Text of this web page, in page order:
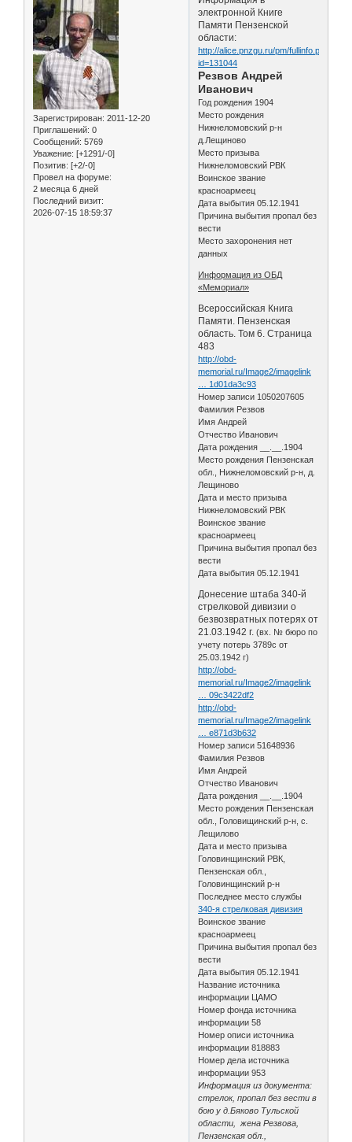
Зарегистрирован: 2011-12-20
Приглашений: 0
Сообщений: 5769
Уважение: [+1291/-0]
Позитив: [+2/-0]
Провел на форуме:
2 месяца 6 дней
Последний визит:
2026-07-15 18:59:37
электронной Книге
Памяти Пензенской
области:
http://alice.pnzgu.ru/pm/fullinfo.php?
id=131044
Резвов Андрей
Иванович
Год рождения 1904
Место рождения
Нижнеломовский р-н
д.Лещиново
Место призыва
Нижнеломовский РВК
Воинское звание
красноармеец
Дата выбытия 05.12.1941
Причина выбытия пропал без
вести
Место захоронения нет
данных
Информация из ОБД
«Мемориал»
Всероссийская Книга
Памяти. Пензенская
область. Том 6. Страница
483
http://obd-
memorial.ru/Image2/imagelink
… 1d01da3c93
Номер записи 1050207605
Фамилия Резвов
Имя Андрей
Отчество Иванович
Дата рождения __.__.1904
Место рождения Пензенская
обл., Нижнеломовский р-н, д.
Лещиново
Дата и место призыва
Нижнеломовский РВК
Воинское звание
красноармеец
Причина выбытия пропал без
вести
Дата выбытия 05.12.1941
Донесение штаба 340-й
стрелковой дивизии о
безвозвратных потерях от
21.03.1942 г. (вх. № бюро по
учету потерь 3789с от
25.03.1942 г)
http://obd-
memorial.ru/Image2/imagelink
… 09c3422df2
http://obd-
memorial.ru/Image2/imagelink
… e871d3b632
Номер записи 51648936
Фамилия Резвов
Имя Андрей
Отчество Иванович
Дата рождения __.__.1904
Место рождения Пензенская
обл., Головищинский р-н, с.
Лещилово
Дата и место призыва
Головинщинский РВК,
Пензенская обл.,
Головинщинский р-н
Последнее место службы
340-я стрелковая дивизия
Воинское звание
красноармеец
Причина выбытия пропал без
вести
Дата выбытия 05.12.1941
Название источника
информации ЦАМО
Номер фонда источника
информации 58
Номер описи источника
информации 818883
Номер дела источника
информации 953
Информация из документа:
стрелок, пропал без вести в
бою у д.Бяково Тульской
области, жена Резвова,
Пензенская обл.,